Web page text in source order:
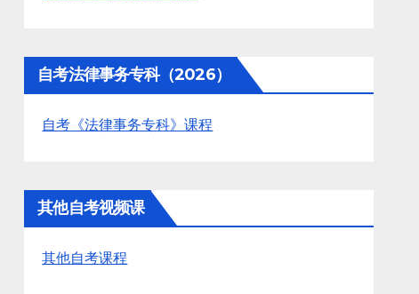
自考法律事务专科（2026）
自考《法律事务专科》课程
其他自考视频课
其他自考课程